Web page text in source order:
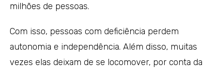
milhões de pessoas.
Com isso, pessoas com deficiência perdem
autonomia e independência. Além disso, muitas
vezes elas deixam de se locomover, por conta da